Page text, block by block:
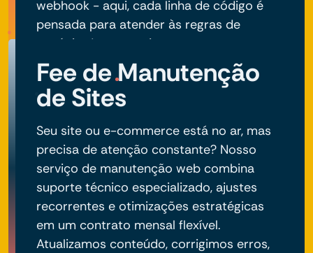
webhook - aqui, cada linha de código é
pensada para atender às regras de
negócio do seu projeto.
Fee de Manutenção
de Sites
Seu site ou e-commerce está no ar, mas
precisa de atenção constante? Nosso
serviço de manutenção web combina
suporte técnico especializado, ajustes
recorrentes e otimizações estratégicas
em um contrato mensal flexível.
Atualizamos conteúdo, corrigimos erros,